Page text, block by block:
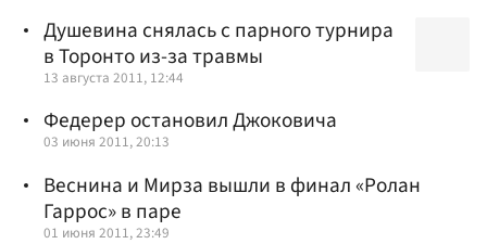
Душевина снялась с парного турнира
в Торонто из-за травмы
13 августа 2011, 12:44
Федерер остановил Джоковича
03 июня 2011, 20:13
Веснина и Мирза вышли в финал «Ролан
Гаррос» в паре
01 июня 2011, 23:49